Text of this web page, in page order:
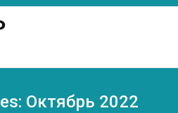
Октябрь 2022